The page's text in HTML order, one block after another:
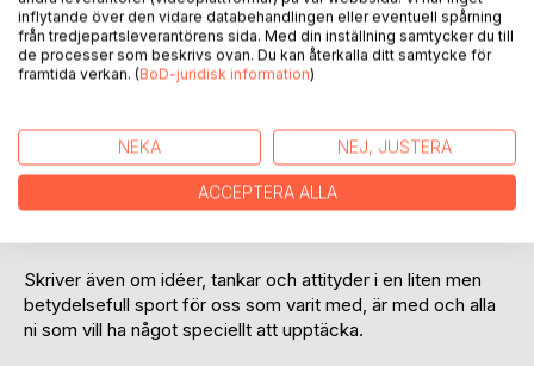
En sammanfattning av över 20 års engagemang som
klubbspelare, landslagsspelare, ungdomstränare, instruktör,
personer, klubbar och nätverk i deras personliga och
utveckling som spelare, organisatörer och klubb.
Boken är en kort introduktion, genomgång av historian i
Skriver även om idéer, tankar och attityder i en liten men
betydelsefull sport för oss som varit med, är med och alla
ni som vill ha något speciellt att upptäcka.
inflytande över den vidare databehandlingen eller eventuell spårning
från tredjepartsleverantörens sida. Med din inställning samtycker du till
de processer som beskrivs ovan. Du kan återkalla ditt samtycke för
framtida verkan. (BoD-juridisk information)
NEKA NEJ, JUSTERA
ACCEPTERA ALLA